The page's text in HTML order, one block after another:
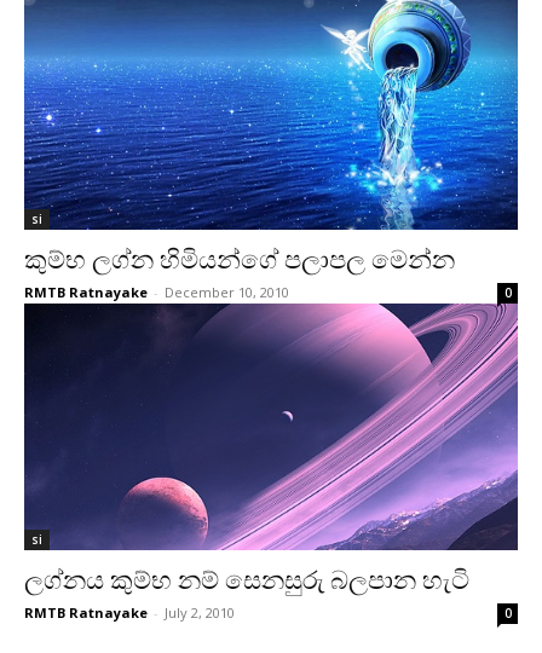
si
කුම්භ ලග්න හිමියන්ගේ පලාපල මෙන්න
RMTB Ratnayake - December 10, 2010 0
si
ලග්නය කුම්භ නම් සෙනසුරු බලපාන හැටි
RMTB Ratnayake - July 2, 2010 0